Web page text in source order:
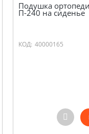
Подушка
П-240 на сиденье
КОД: 40000165